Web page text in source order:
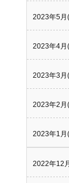
2023年5月
2023年4月
2023年3月
2023年2月
2023年1月
2022年12